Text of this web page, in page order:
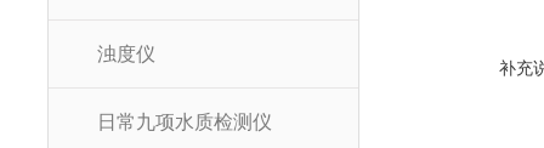
浊度仪
日常九项水质检测仪
补充